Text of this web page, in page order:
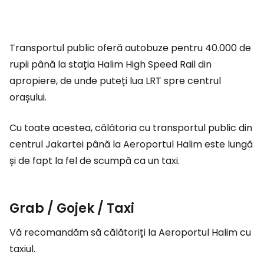
Transportul public oferă autobuze pentru 40.000 de
rupii până la stația Halim High Speed Rail din
apropiere, de unde puteți lua LRT spre centrul
orașului.
Cu toate acestea, călătoria cu transportul public din
centrul Jakartei până la Aeroportul Halim este lungă
și de fapt la fel de scumpă ca un taxi.
Grab / Gojek / Taxi
Vă recomandăm să călătoriți la Aeroportul Halim cu
taxiul.